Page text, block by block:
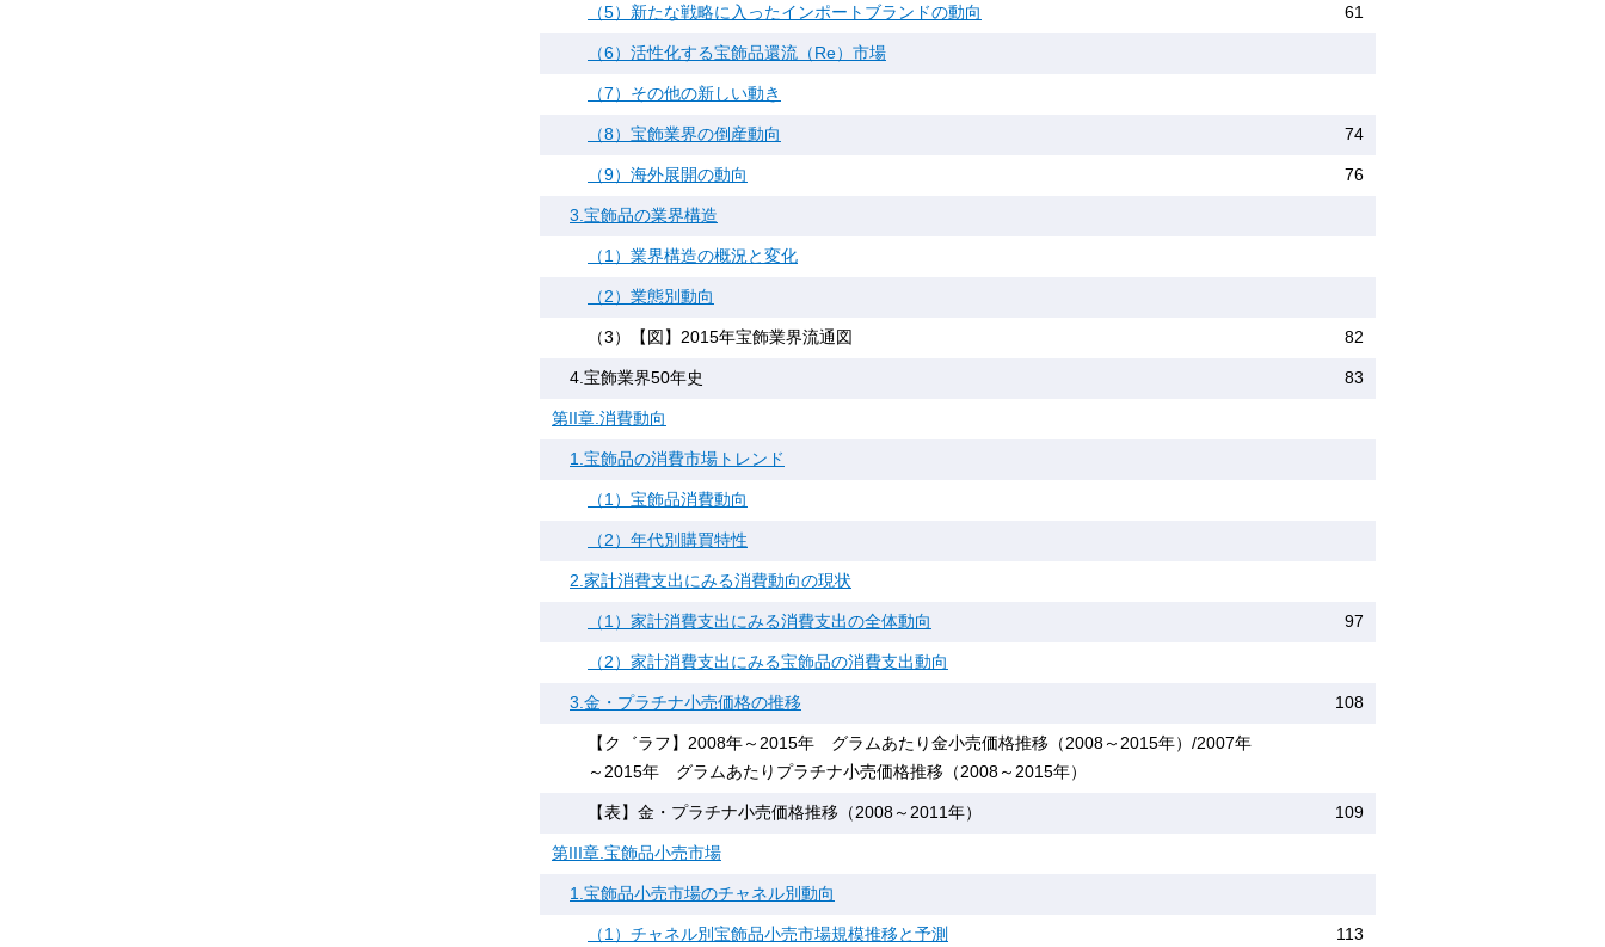
（5）新たな戦略に入ったインポートブランドの動向 61
（6）活性化する宝飾品還流（Re）市場
（7）その他の新しい動き
（8）宝飾業界の倒産動向 74
（9）海外展開の動向 76
3.宝飾品の業界構造
（1）業界構造の概況と変化
（2）業態別動向
（3）【図】2015年宝飾業界流通図 82
4.宝飾業界50年史 83
第II章.消費動向
1.宝飾品の消費市場トレンド
（1）宝飾品消費動向
（2）年代別購買特性
2.家計消費支出にみる消費動向の現状
（1）家計消費支出にみる消費支出の全体動向 97
（2）家計消費支出にみる宝飾品の消費支出動向
3.金・プラチナ小売価格の推移 108
【ク゛ラフ】2008年～2015年 グラムあたり金小売価格推移（2008～2015年）/2007年
～2015年 グラムあたりプラチナ小売価格推移（2008～2015年）
【表】金・プラチナ小売価格推移（2008～2011年） 109
第III章.宝飾品小売市場
1.宝飾品小売市場のチャネル別動向
（1）チャネル別宝飾品小売市場規模推移と予測 113